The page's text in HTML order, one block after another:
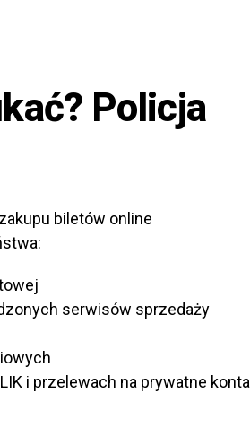
Policja
biletów online
serwisów sprzedaży
i przelewach na prywatne konta